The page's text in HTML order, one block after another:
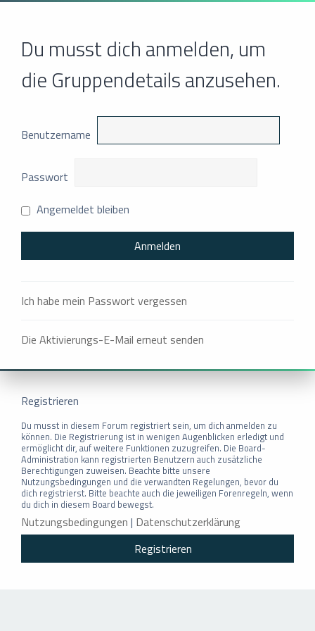
Du musst dich anmelden, um
die Gruppendetails anzusehen.
Benutzername
Passwort
Angemeldet bleiben
Ich habe mein Passwort vergessen
Die Aktivierungs-E-Mail erneut senden
Registrieren
Du musst in diesem Forum registriert sein, um dich anmelden zu
können. Die Registrierung ist in wenigen Augenblicken erledigt und
ermöglicht dir, auf weitere Funktionen zuzugreifen. Die Board-
Administration kann registrierten Benutzern auch zusätzliche
Berechtigungen zuweisen. Beachte bitte unsere
Nutzungsbedingungen und die verwandten Regelungen, bevor du
dich registrierst. Bitte beachte auch die jeweiligen Forenregeln, wenn
du dich in diesem Board bewegst.
Nutzungsbedingungen | Datenschutzerklärung
Registrieren